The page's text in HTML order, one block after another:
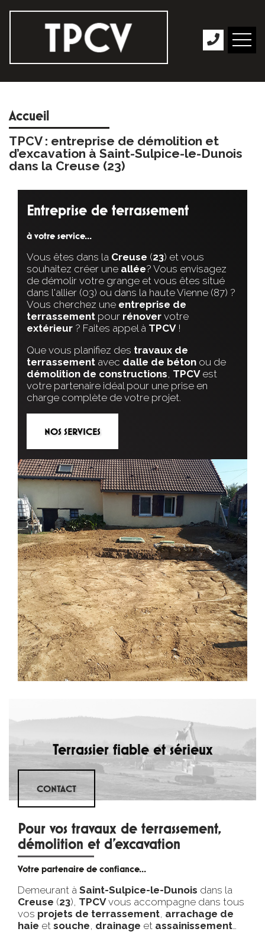
Accueil
TPCV : entreprise de démolition et
d’excavation à Saint-Sulpice-le-Dunois
dans la Creuse (23)
Entreprise de terrassement
à votre service...
Vous êtes dans la Creuse (23) et vous
souhaitez créer une allée? Vous envisagez
de démolir votre grange et vous êtes situé
dans l'allier (03) ou dans la haute Vienne (87) ?
Vous cherchez une entreprise de
terrassement pour rénover votre
extérieur ? Faites appel à TPCV !
Que vous planifiez des travaux de
terrassement avec dalle de béton ou de
démolition de constructions, TPCVest
votre partenaire idéal pour une prise en
charge complète de votre projet.
NOS SERVICES
Terrassier fiable et sérieux
CONTACT
Pour vos travaux de terrassement,
démolition et d’excavation
Votre partenaire de confiance...
Demeurant à Saint-Sulpice-le-Dunois dans la
Creuse (23), TPCVvous accompagne dans tous
vos projets de terrassement, arrachage de
haie et souche, drainage et assainissement…